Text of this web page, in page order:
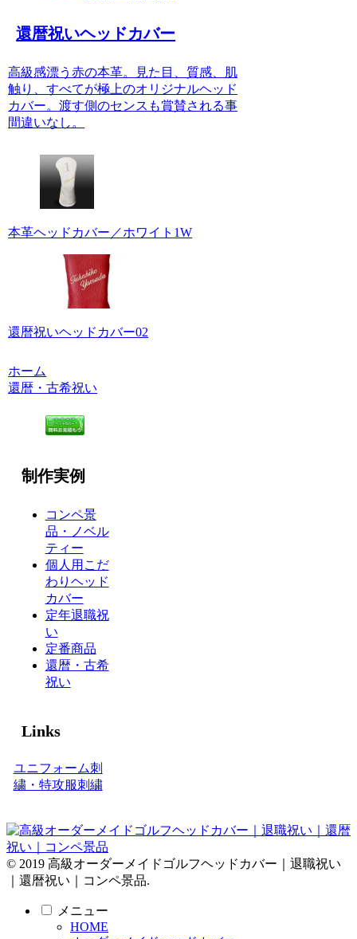
還暦祝いヘッドカバー
高級感漂う赤の本革。見た目、質感、肌
触り、すべてが極上のオリジナルヘッド
カバー。渡す側のセンスも賞賛される事
間違いなし。
本革ヘッドカバー／ホワイト1W
還暦祝いヘッドカバー02
ホーム
還暦・古希祝い
制作実例
コンペ景
品・ノベル
ティー
個人用こだ
わりヘッド
カバー
定年退職祝
い
定番商品
還暦・古希
祝い
Links
ユニフォーム刺
繍・特攻服刺繍
© 2019 高級オーダーメイドゴルフヘッドカバー｜退職祝い
｜還暦祝い｜コンペ景品.
メニュー
HOME